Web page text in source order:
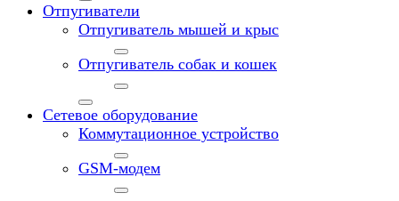
Отпугиватели
Отпугиватель мышей и крыс
Отпугиватель собак и кошек
Сетевое оборудование
Коммутационное устройство
GSM-модем